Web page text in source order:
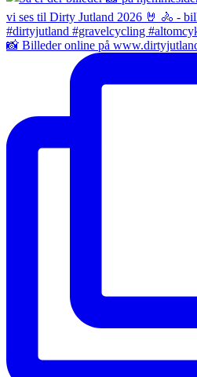
📸 Billeder online på